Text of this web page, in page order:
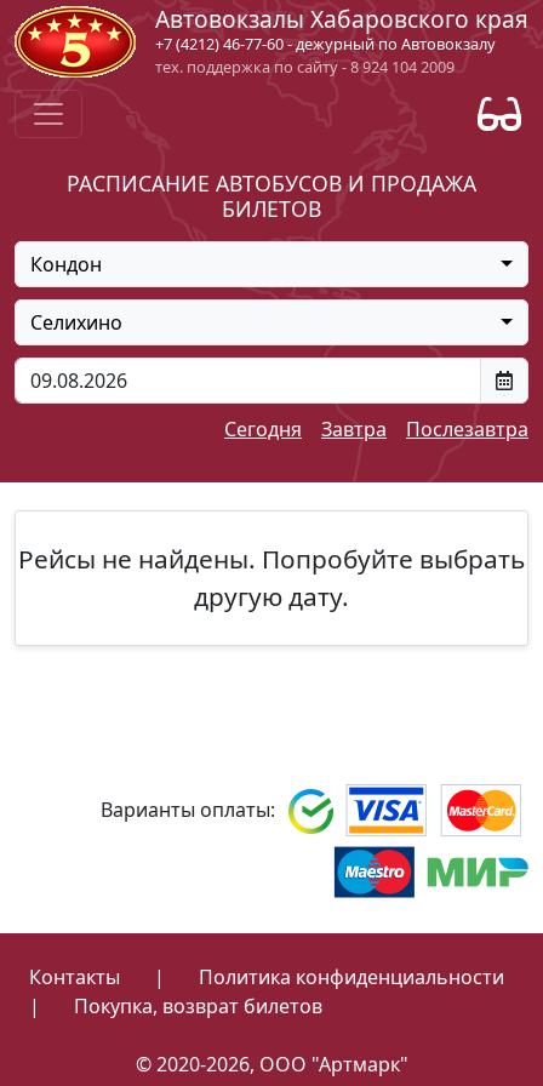
Автовокзалы Хабаровского края
+7 (4212) 46-77-60 - дежурный по Автовокзалу
тех. поддержка по сайту - 8 924 104 2009
РАСПИСАНИЕ АВТОБУСОВ И ПРОДАЖА
БИЛЕТОВ
Кондон
Селихино
Сегодня Завтра Послезавтра
Рейсы не найдены. Попробуйте выбрать
другую дату.
Варианты оплаты:
Контакты |
Политика конфиденциальности
|
Покупка, возврат билетов
© 2020-2026, ООО "Артмарк"